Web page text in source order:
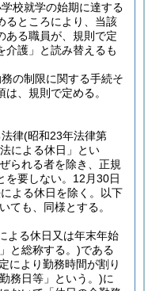
校就学の始期に達する
るところにより、当該
ある職員が、規則で定
介護」と読み替えるも
の制限に関する手続そ
、規則で定める。
律(昭和23年法律第
による休日」とい
られる者を除き、正規
要しない。 12月30日
よる休日を除く。以下
ても、同様とする。
よる休日又は年末年始
と総称する。)である
により勤務時間が割り
務日等」という。)に